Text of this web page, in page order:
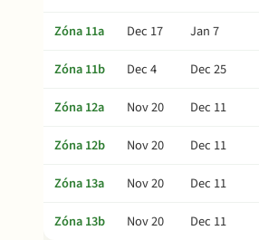
Zóna 11a
Dec 17 Jan 7
Zóna 11b
Dec 4 Dec 25
Zóna 12a
Nov 20 Dec 11
Zóna 12b
Nov 20 Dec 11
Zóna 13a
Nov 20 Dec 11
Zóna 13b
Nov 20 Dec 11